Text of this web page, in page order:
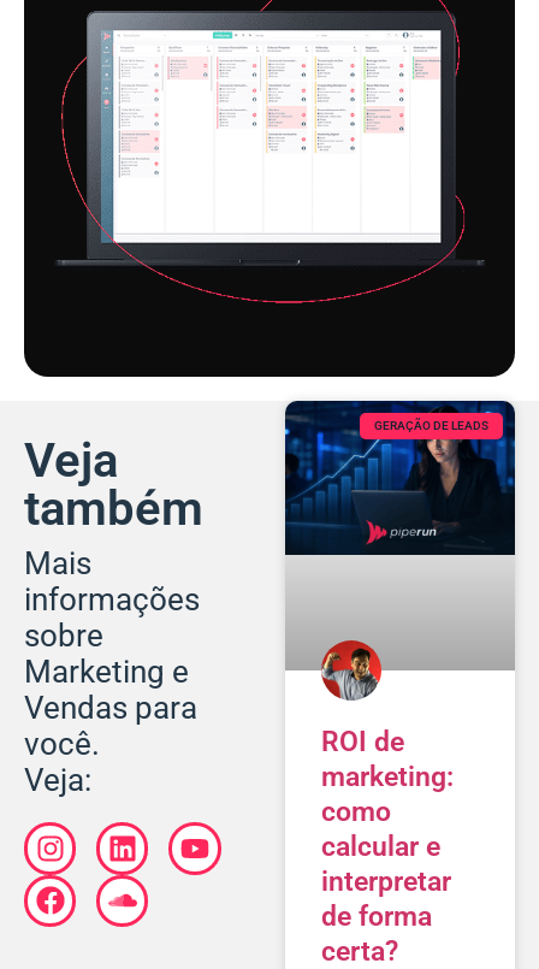
Veja
também
Mais
informações
sobre
Marketing e
Vendas para
você.
Veja:
GERAÇÃO DE LEADS
ROI de
marketing:
como
calcular e
interpretar
de forma
certa?